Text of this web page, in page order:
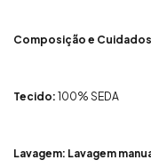
Composição e
Tecido: 100% SEDA
Lavagem: Lavagem